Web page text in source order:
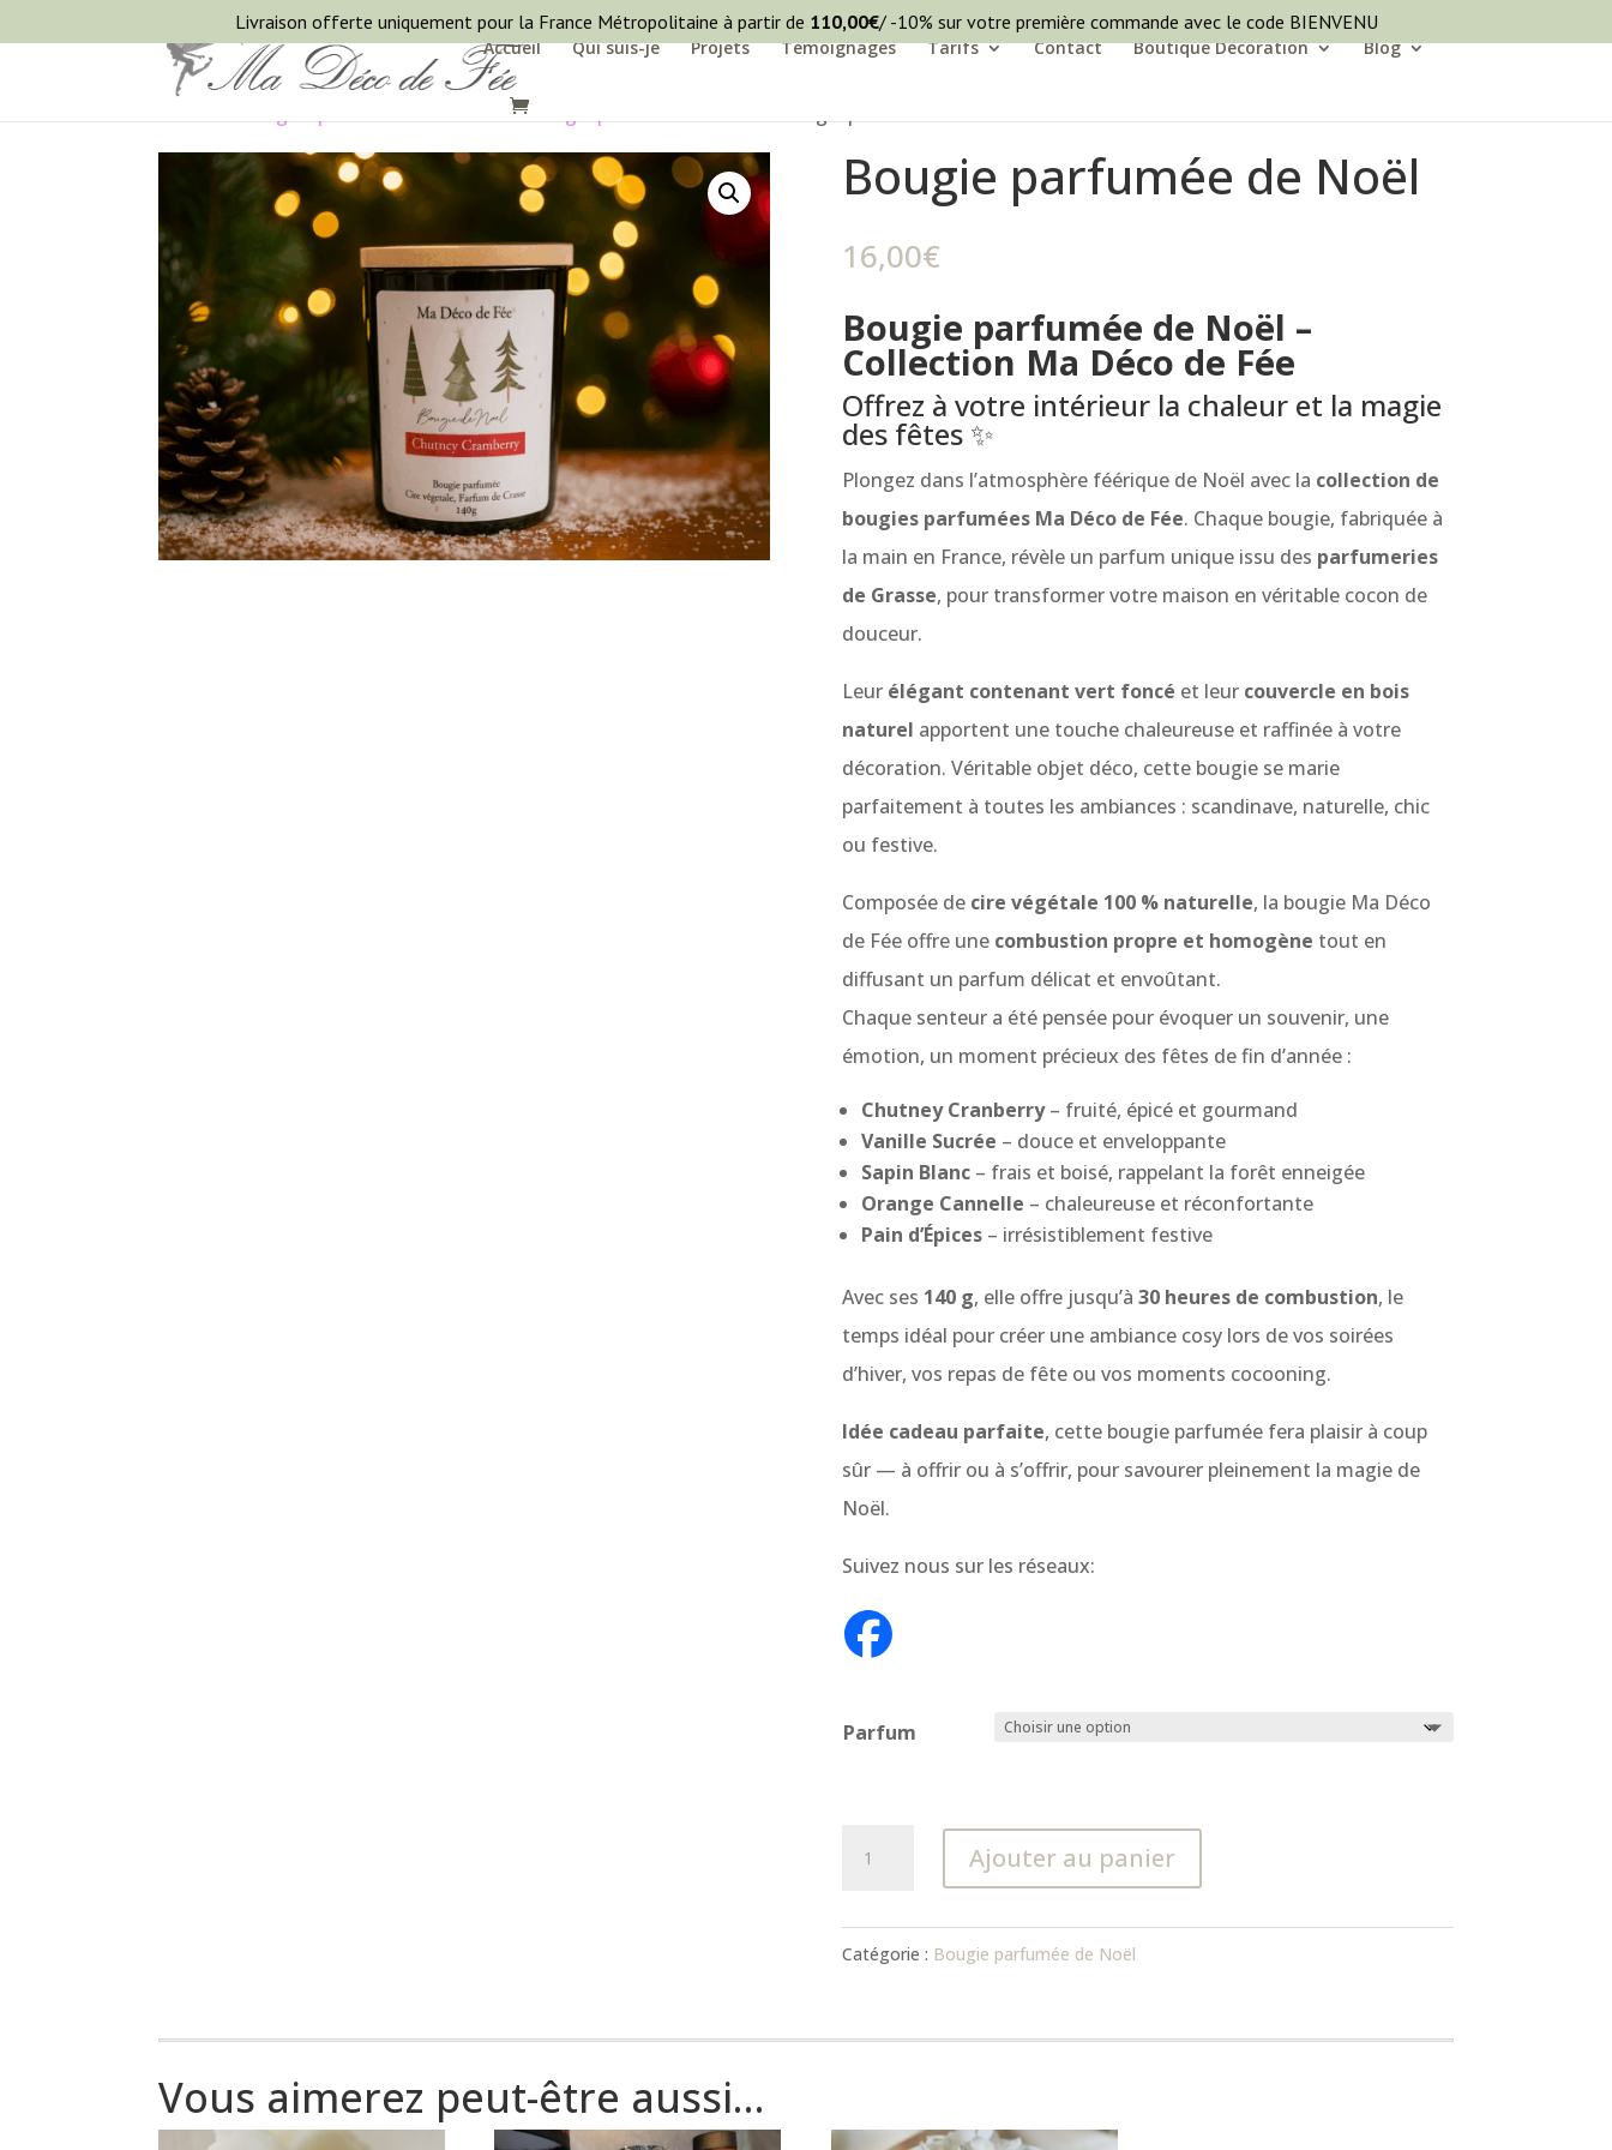
Accueil Qui suis-je Projets Témoignages Tarifs Contact Boutique Décoration Blog
/
Bougie parfumée de Noël
16,00€
Bougie parfumée de Noël –
Collection Ma Déco de Fée
Offrez à votre intérieur la chaleur et la magie
des fêtes ✨
Plongez dans l’atmosphère féérique de Noël avec la collection de
bougies parfumées Ma Déco de Fée. Chaque bougie, fabriquée à
la main en France, révèle un parfum unique issu des parfumeries
de Grasse, pour transformer votre maison en véritable cocon de
douceur.
Leur élégant contenant vert foncé et leur couvercle en bois
naturel apportent une touche chaleureuse et raffinée à votre
décoration. Véritable objet déco, cette bougie se marie
parfaitement à toutes les ambiances : scandinave, naturelle, chic
ou festive.
Composée de cire végétale 100 % naturelle, la bougie Ma Déco
de Fée offre une combustion propre et homogène tout en
diffusant un parfum délicat et envoûtant.
Chaque senteur a été pensée pour évoquer un souvenir, une
émotion, un moment précieux des fêtes de fin d’année :
Chutney Cranberry– fruité, épicé et gourmand
Vanille Sucrée – douce et enveloppante
Sapin Blanc– frais et boisé, rappelant la forêt enneigée
Orange Cannelle – chaleureuse et réconfortante
Pain d’Épices– irrésistiblement festive
Avec ses 140 g, elle offre jusqu’à 30 heures de combustion, le
temps idéal pour créer une ambiance cosy lors de vos soirées
d’hiver, vos repas de fête ou vos moments cocooning.
Idée cadeau parfaite, cette bougie parfumée fera plaisir à coup
sûr — à offrir ou à s’offrir, pour savourer pleinement la magie de
Noël.
Suivez nous sur les réseaux:
Parfum
parfumée
Noël
Ajouter au panier
Catégorie : Bougie parfumée de Noël
Vous aimerez peut-être aussi…
Livraison offerte uniquement pour la France Métropolitaine à partir de 110,00€/ -10% sur votre première commande avec le code BIENVENU